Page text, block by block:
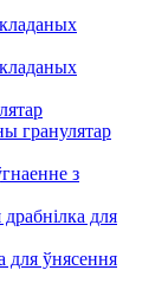
гранулятар
з
для
для ўнясення